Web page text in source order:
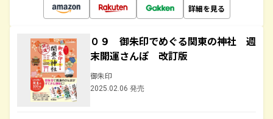
詳細を見る
０９ 御朱印でめぐる関東の神社 週
末開運さんぽ 改訂版
御朱印
2025.02.06 発売